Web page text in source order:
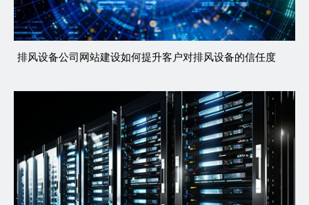
排风设备公司网站建设如何提升客户对排风设备的信任度